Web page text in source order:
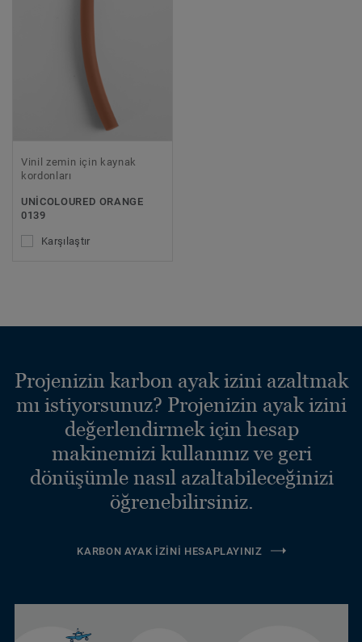
Vinil zemin için kaynak
kordonları
UNICOLOURED ORANGE
0139
Karşılaştır
Projenizin karbon ayak izini azaltmak
mı istiyorsunuz? Projenizin ayak izini
değerlendirmek için hesap
makinemizi kullanınız ve geri
dönüşümle nasıl azaltabileceğinizi
öğrenebilirsiniz.
KARBON AYAK İZINI HESAPLAYINIZ